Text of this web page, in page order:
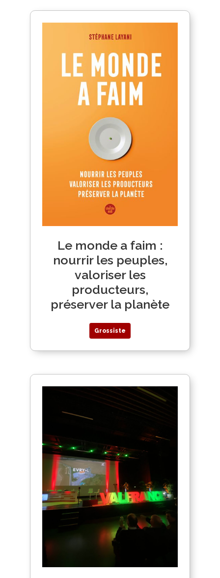
Le monde a faim :
nourrir les peuples,
valoriser les
producteurs,
préserver la planète
Grossiste